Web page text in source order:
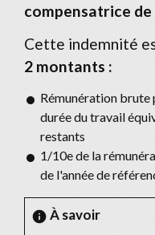
compensatrice de
Cette indemnité
2 montants :
Rémunération brute
durée du travail
restants
1/10ede la
de l'année de
info À savoir